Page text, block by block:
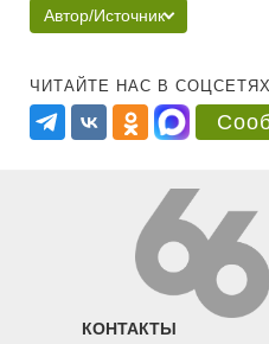
Автор/Источник
ЧИТАЙТЕ НАС В
КОНТАКТЫ